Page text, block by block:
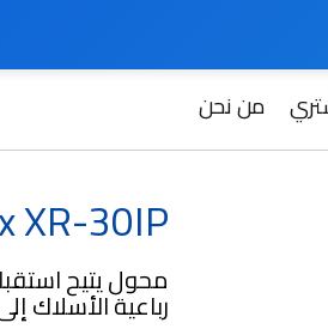
من نحن
XR-30IP
محول يتيح
رباعية الأسلاك